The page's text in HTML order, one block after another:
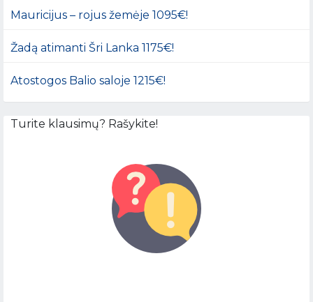
Mauricijus – rojus žemėje 1095€!
Žadą atimanti Šri Lanka 1175€!
Atostogos Balio saloje 1215€!
Turite klausimų? Rašykite!